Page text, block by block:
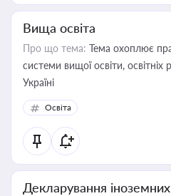
Вища освіта
Про що тема: Тема охоплює
системи вищої освіти, освітніх
Україні
Освіта
Декларування